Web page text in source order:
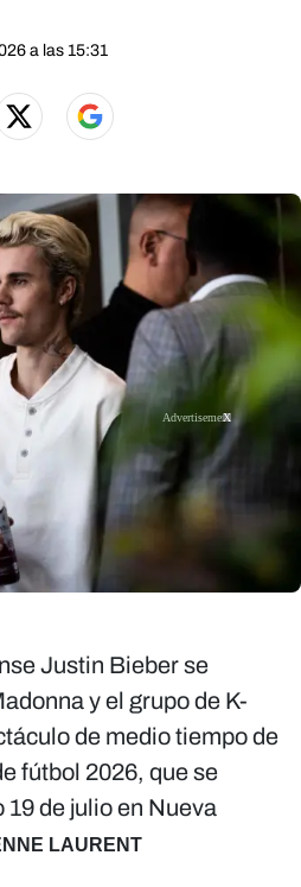
a las 15:31
Justin Bieber se
y el grupo de K-
de medio tiempo de
fútbol 2026, que se
de julio en Nueva
LAURENT
X